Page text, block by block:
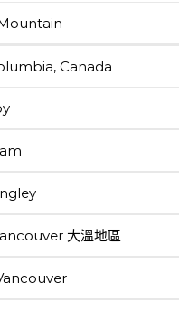
Canada
大溫地區